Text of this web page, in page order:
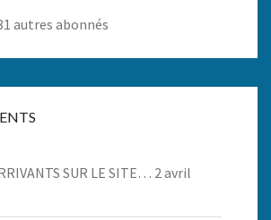
autres abonnés
SUR LE SITE… 2 avril